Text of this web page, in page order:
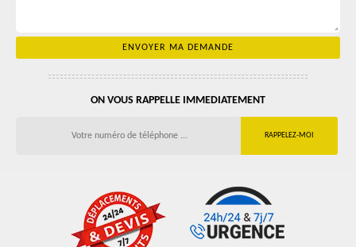
ON VOUS RAPPELLE IMMEDIATEMENT